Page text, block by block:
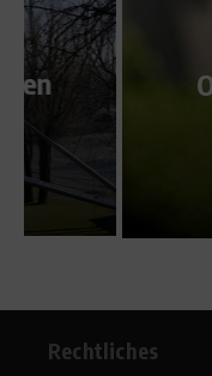
Olympia
Rechtliches